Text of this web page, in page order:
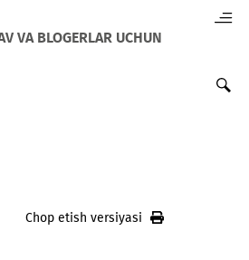
OAV VA BLOGERLAR